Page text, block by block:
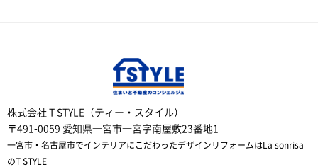
株式会社 T STYLE（ティー・スタイル）
〒491-0059 愛知県一宮市一宮字南屋敷23番地1
一宮市・名古屋市でインテリアにこだわったデザインリフォームはLa sonrisa
のT STYLE